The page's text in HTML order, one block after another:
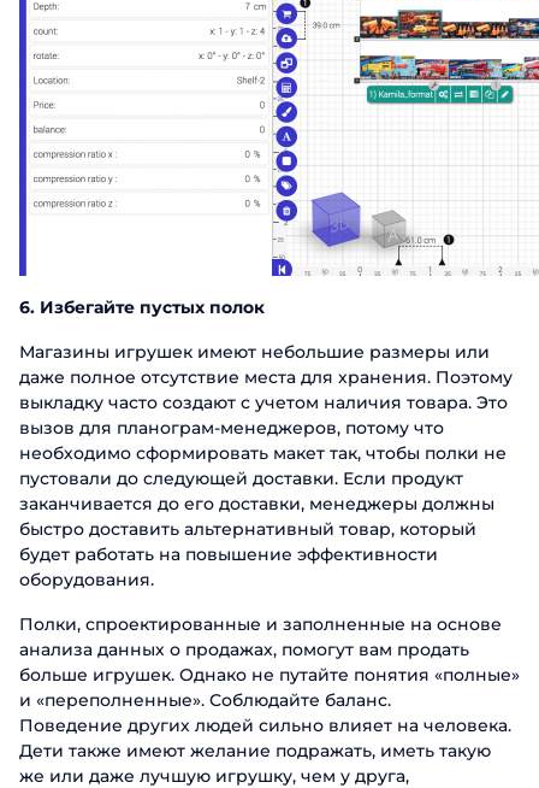
6. Избегайте пустых полок
Магазины игрушек имеют небольшие размеры или
даже полное отсутствие места для хранения. Поэтому
выкладку часто создают с учетом наличия товара. Это
вызов для планограм-менеджеров, потому что
необходимо сформировать макет так, чтобы полки не
пустовали до следующей доставки. Если продукт
заканчивается до его доставки, менеджеры должны
быстро доставить альтернативный товар, который
будет работать на повышение эффективности
оборудования.
Полки, спроектированные и заполненные на основе
анализа данных о продажах, помогут вам продать
больше игрушек. Однако не путайте понятия «полные»
и «переполненные». Соблюдайте баланс.
Поведение других людей сильно влияет на человека.
Дети также имеют желание подражать, иметь такую
же или даже лучшую игрушку, чем у друга,